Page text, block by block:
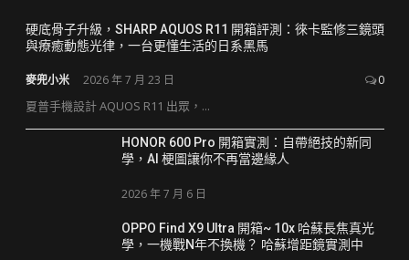
硬底骨子升級，SHARP AQUOS R11 開箱評測：徠卡監修三鏡頭
與療癒動態光律，一台更懂生活的日系黑馬
麥兜小米 2026 年 7 月 23 日 0
夏普手機設計 AQUOS R11 出眾，...
HONOR 600 Pro 開箱實測：自帶絕技的新同
學，AI 梗圖讓你不再當邊緣人
2026 年 7 月 6 日
OPPO Find X9 Ultra 開箱~ 10x 哈蘇長焦真光
學，一機戰N年不換機？ 哈蘇增距鏡實測中